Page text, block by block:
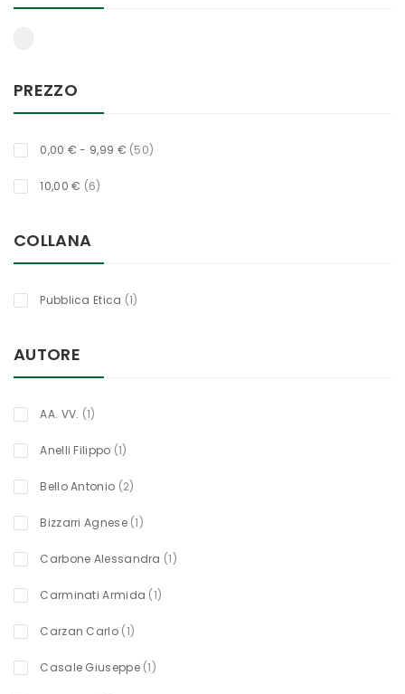
PREZZO
0,00 € - 9,99 € 50oggetti
10,00 € 6oggetti
COLLANA
Pubblica Etica 1titolo
AUTORE
AA. VV. 1titolo
Anelli Filippo 1titolo
Bello Antonio 2oggetti
Bizzarri Agnese 1titolo
Carbone Alessandra 1titolo
Carminati Armida 1titolo
Carzan Carlo 1titolo
Casale Giuseppe 1titolo